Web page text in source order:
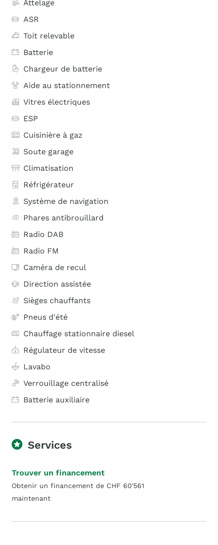
Attelage
ASR
Toit relevable
Batterie
Chargeur de batterie
Aide au stationnement
Vitres électriques
ESP
Cuisinière à gaz
Soute garage
Climatisation
Réfrigérateur
Système de navigation
Phares antibrouillard
Radio DAB
Radio FM
Caméra de recul
Direction assistée
Sièges chauffants
Pneus d'été
Chauffage stationnaire diesel
Régulateur de vitesse
Lavabo
Verrouillage centralisé
Batterie auxiliaire
Services
Trouver un financement
Obtenir un financement de CHF 60'561
maintenant